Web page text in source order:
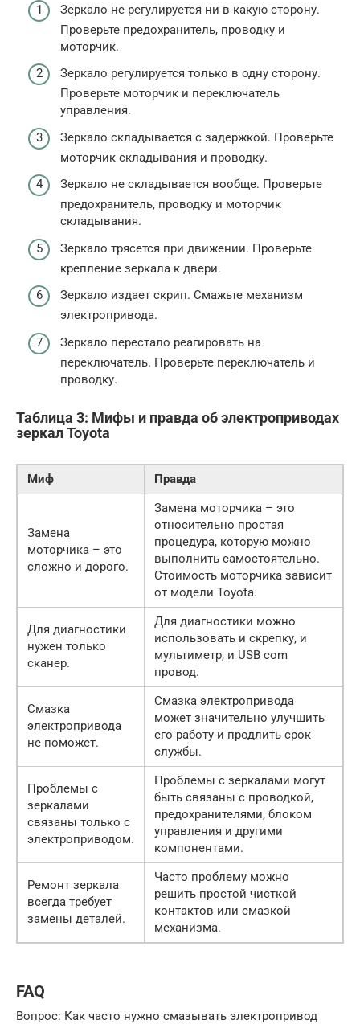
Зеркало не регулируется ни в какую сторону.
Проверьте предохранитель, проводку и
моторчик.
Зеркало регулируется только в одну сторону.
Проверьте моторчик и переключатель
управления.
Зеркало складывается с задержкой. Проверьте
моторчик складывания и проводку.
Зеркало не складывается вообще. Проверьте
предохранитель, проводку и моторчик
складывания.
Зеркало трясется при движении. Проверьте
крепление зеркала к двери.
Зеркало издает скрип. Смажьте механизм
электропривода.
Зеркало перестало реагировать на
переключатель. Проверьте переключатель и
проводку.
Таблица 3: Мифы и правда об электроприводах
зеркал Toyota
Миф Правда
Замена
моторчика – это
сложно и дорого.
Замена моторчика – это
относительно простая
процедура, которую можно
выполнить самостоятельно.
Стоимость моторчика зависит
от модели Toyota.
Для диагностики
нужен только
сканер.
Для диагностики можно
использовать и скрепку, и
мультиметр, и USB com
провод.
Смазка
электропривода
не поможет.
Смазка электропривода
может значительно улучшить
его работу и продлить срок
службы.
Проблемы с
зеркалами
связаны только с
электроприводом.
Проблемы с зеркалами могут
быть связаны с проводкой,
предохранителями, блоком
управления и другими
компонентами.
Ремонт зеркала
всегда требует
замены деталей.
Часто проблему можно
решить простой чисткой
контактов или смазкой
механизма.
FAQ
Вопрос: Как часто нужно смазывать электропривод